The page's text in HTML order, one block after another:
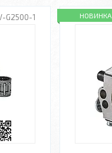
G2500-1 НОВИНКА